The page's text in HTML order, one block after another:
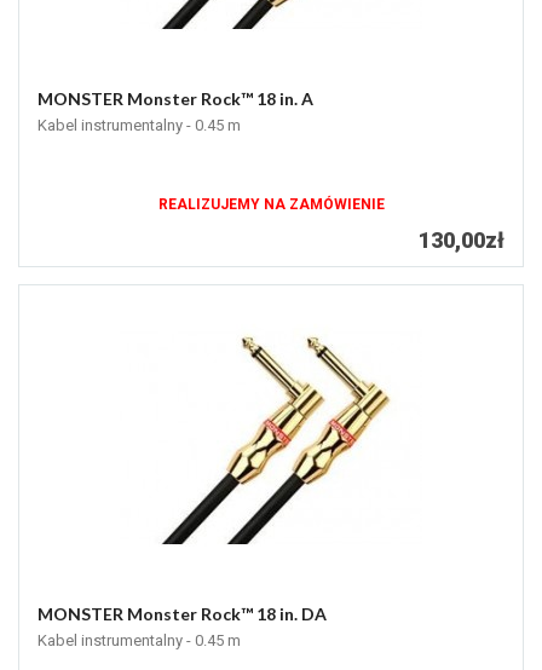
MONSTER Monster Rock™ 18 in. A
Kabel instrumentalny - 0.45 m
REALIZUJEMY NA ZAMÓWIENIE
130,00zł
MONSTER Monster Rock™ 18 in. DA
Kabel instrumentalny - 0.45 m